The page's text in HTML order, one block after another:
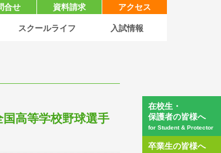
スクールライフ 入試情報
合せ 資料請求 アクセス
国高等学校野球選手
在校生・
保護者の皆様へ
for Student & Protector
卒業生の皆様へ